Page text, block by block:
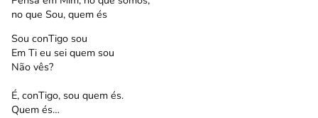
no que Sou, quem és
Sou conTigo sou
Em Ti eu sei quem sou
Não vês?
É, conTigo, sou quem és.
Quem és…